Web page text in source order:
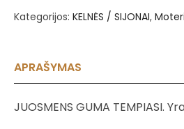
Kategorijos: KELNĖS / SIJONAI,
APRAŠYMAS
JUOSMENS GUMA TEMPIASI.